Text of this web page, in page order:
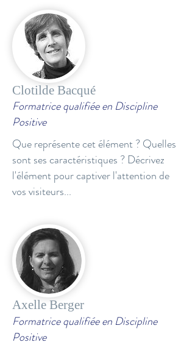
Clotilde Bacqué
Formatrice qualifiée en Discipline
Positive
Que représente cet élément ? Quelles
sont ses caractéristiques ? Décrivez
l'élément pour captiver l'attention de
vos visiteurs...
Axelle Berger
Formatrice qualifiée en Discipline
Positive